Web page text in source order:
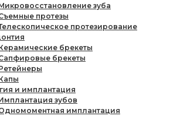
зуба
протезы
протезирование
брекеты
брекеты
и имплантация
зубов
имплантация